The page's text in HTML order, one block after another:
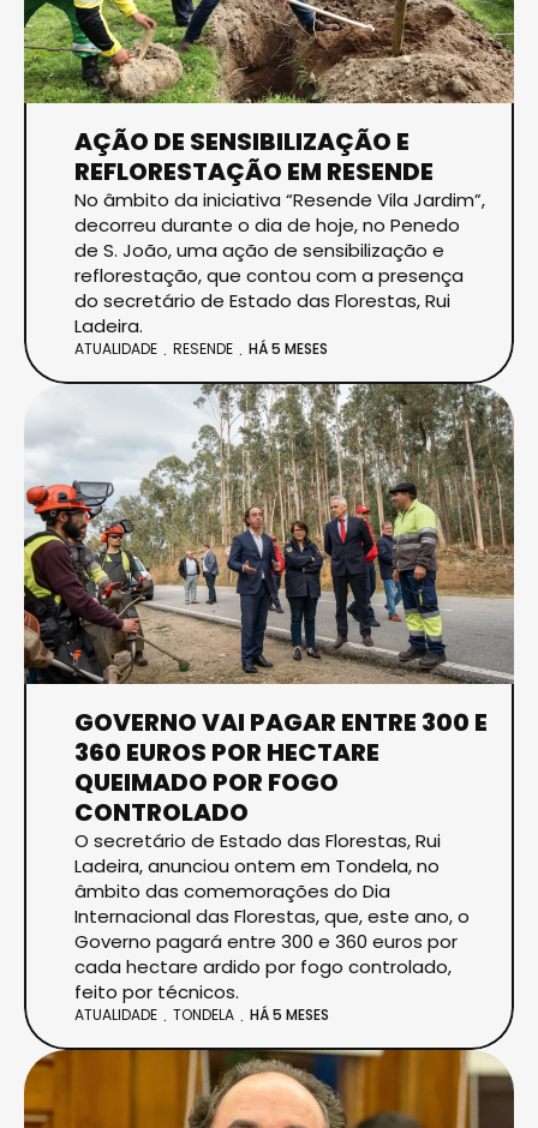
AÇÃO DE SENSIBILIZAÇÃO E
REFLORESTAÇÃO EM RESENDE
No âmbito da iniciativa “Resende Vila Jardim”,
decorreu durante o dia de hoje, no Penedo
de S. João, uma ação de sensibilização e
reflorestação, que contou com a presença
do secretário de Estado das Florestas, Rui
Ladeira.
ATUALIDADE RESENDE HÁ 5 MESES
GOVERNO VAI PAGAR ENTRE 300 E
360 EUROS POR HECTARE
QUEIMADO POR FOGO
CONTROLADO
O secretário de Estado das Florestas, Rui
Ladeira, anunciou ontem em Tondela, no
âmbito das comemorações do Dia
Internacional das Florestas, que, este ano, o
Governo pagará entre 300 e 360 euros por
cada hectare ardido por fogo controlado,
feito por técnicos.
ATUALIDADE TONDELA HÁ 5 MESES